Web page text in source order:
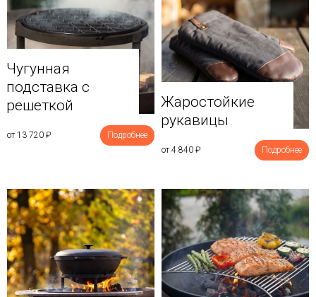
Чугунная
подставка с
решеткой
от 13 720 ₽ Подробнее
Жаростойкие
рукавицы
от 4 840 ₽ Подробнее